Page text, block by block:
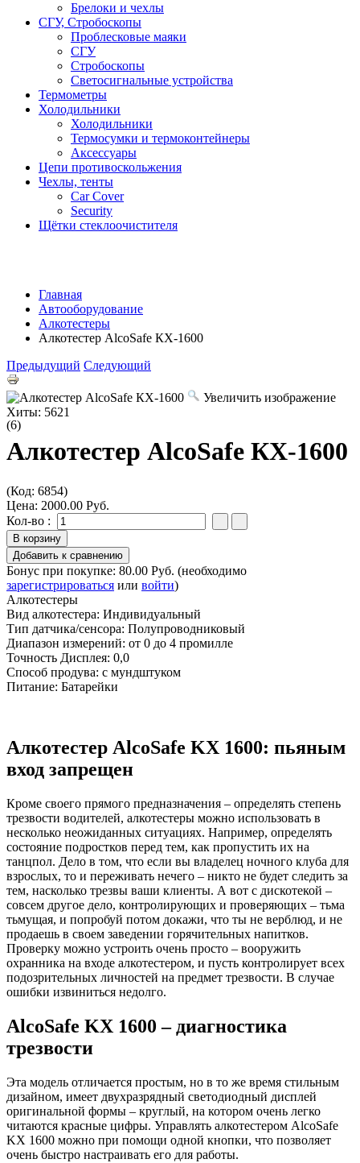
Брелоки и чехлы
СГУ, Стробоскопы
Проблесковые маяки
СГУ
Стробоскопы
Светосигнальные устройства
Термометры
Холодильники
Холодильники
Термосумки и термоконтейнеры
Аксессуары
Цепи противоскольжения
Чехлы, тенты
Car Cover
Security
Щётки стеклоочистителя
Главная
Автооборудование
Алкотестеры
Алкотестер AlcoSafe КХ-1600
Предыдущий Следующий
Увеличить изображение
Хиты: 5621
(6)
Алкотестер AlcoSafe КХ-1600
(Код: 6854)
Цена: 2000.00 Руб.
Кол-во :
Бонус при покупке: 80.00 Руб. (необходимо
зарегистрироваться или войти)
Алкотестеры
Вид алкотестера: Индивидуальный
Тип датчика/сенсора: Полупроводниковый
Диапазон измерений: от 0 до 4 промилле
Точность Дисплея: 0,0
Способ продува: с мундштуком
Питание: Батарейки
Алкотестер AlcoSafe KX 1600: пьяным
вход запрещен
Кроме своего прямого предназначения – определять степень
трезвости водителей, алкотестеры можно использовать в
несколько неожиданных ситуациях. Например, определять
состояние подростков перед тем, как пропустить их на
танцпол. Дело в том, что если вы владелец ночного клуба для
взрослых, то и переживать нечего – никто не будет следить за
тем, насколько трезвы ваши клиенты. А вот с дискотекой –
совсем другое дело, контролирующих и проверяющих – тьма
тьмущая, и попробуй потом докажи, что ты не верблюд, и не
продаешь в своем заведении горячительных напитков.
Проверку можно устроить очень просто – вооружить
охранника на входе алкотестером, и пусть контролирует всех
подозрительных личностей на предмет трезвости. В случае
ошибки извиниться недолго.
AlcoSafe KX 1600 – диагностика
трезвости
Эта модель отличается простым, но в то же время стильным
дизайном, имеет двухразрядный светодиодный дисплей
оригинальной формы – круглый, на котором очень легко
читаются красные цифры. Управлять алкотестером AlcoSafe
KX 1600 можно при помощи одной кнопки, что позволяет
очень быстро настраивать его для работы.